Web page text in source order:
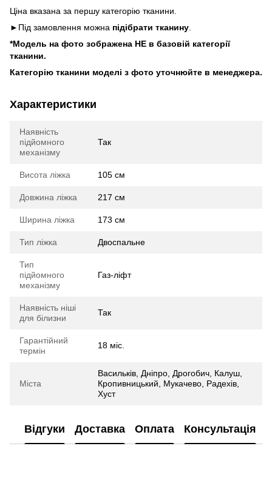
Ціна вказана за першу категорію тканини.
►Під замовлення можна підібрати тканину
*Модель на фото зображена НЕ в базовій категорії
тканини.
Категорію тканини моделі з фото уточнюйте в менеджера.
Характеристики
Наявність
підйомного
механізму
Так
Висота ліжка 105 см
Довжина ліжка 217 см
Ширина ліжка 173 см
Тип ліжка Двоспальне
Тип
підйомного
механізму
Газ-ліфт
Наявність ніші
для білизни
Так
Гарантійний
термін
18 міс.
Міста
Васильків, Дніпро, Дрогобич, Калуш,
Кропивницький, Мукачево, Радехів,
Хуст
Відгуки Доставка Оплата Консультація